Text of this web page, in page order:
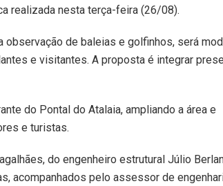
realizada nesta terça-feira (26/08).
de baleias e golfinhos, será
e visitantes. A proposta é integrar
do Pontal do Atalaia, ampliando a área e
e turistas.
do engenheiro estrutural Júlio
acompanhados pelo assessor de